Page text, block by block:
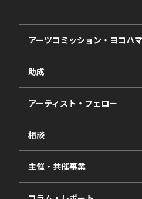
アーツコミッション・ヨコハ
事業紹介
事業報告書
助成
2027年度
2026年度
2025年度
2024年度
2023年度
アーティスト・フェロー
相談
視察・ヒアリング・研究
相談依頼フォーム
主催・共催事業